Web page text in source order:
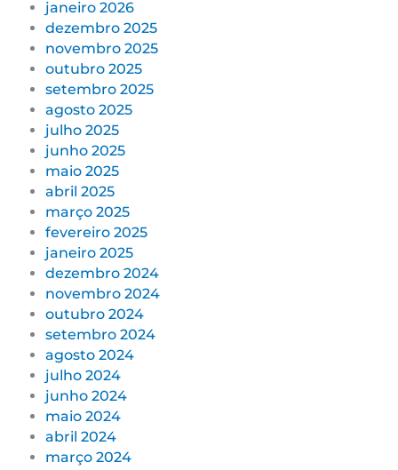
janeiro 2026
dezembro 2025
novembro 2025
outubro 2025
setembro 2025
agosto 2025
julho 2025
junho 2025
maio 2025
abril 2025
março 2025
fevereiro 2025
janeiro 2025
dezembro 2024
novembro 2024
outubro 2024
setembro 2024
agosto 2024
julho 2024
junho 2024
maio 2024
abril 2024
março 2024